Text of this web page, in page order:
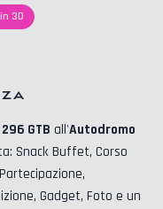
3D
GTB all'Autodromo
Snack Buffet, Corso
Gadget, Foto e un